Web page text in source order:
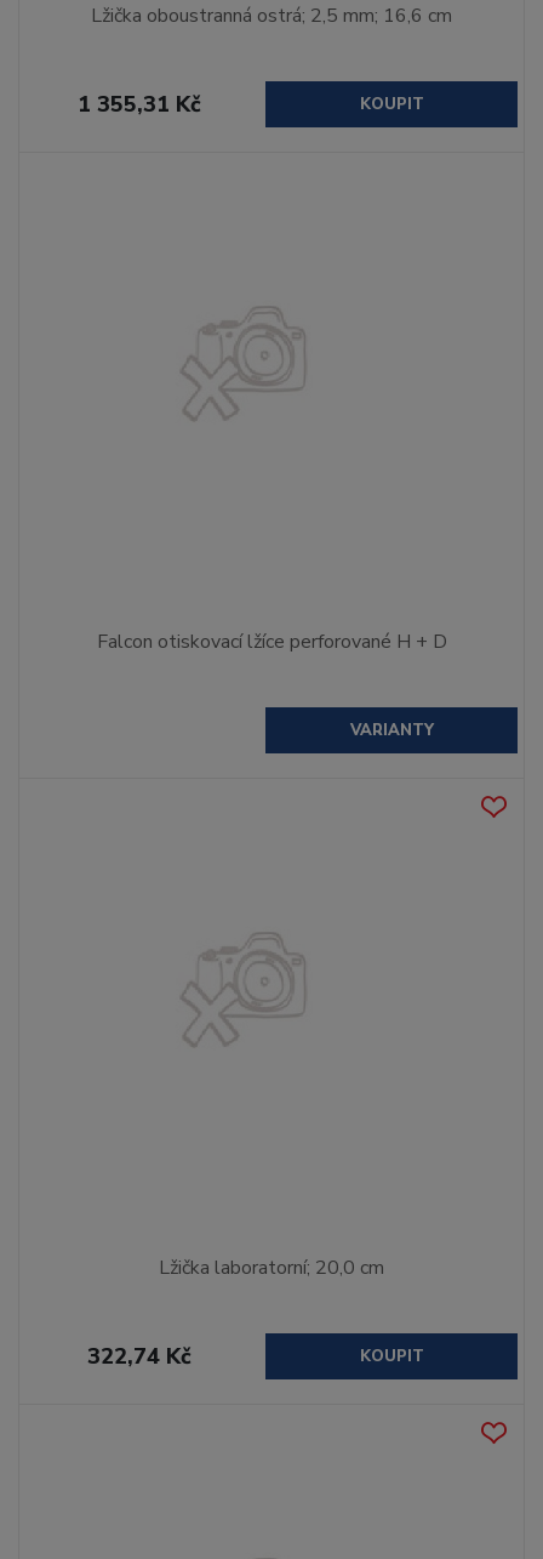
Lžička oboustranná ostrá; 2,5 mm; 16,6 cm
1 355,31 Kč KOUPIT
Falcon otiskovací lžíce perforované H + D
VARIANTY
Lžička laboratorní; 20,0 cm
322,74 Kč KOUPIT